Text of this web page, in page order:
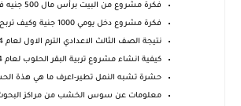
فكرة مشروع من البيت برأس مال 500 جنيه فقط ومربح جدا
فكرة مشروع دخل يومي 1000 جنية وكيف تربح 1000 جنيه ...
نتيجة الصف الثالث الاعدادي الترم الاول لعام 2024 ن...
كيفية انشاء مشروع تربية البقر الحلوب لعام 2024 وتح...
حشرة تشبه النمل تطير-اعرف ما هي هذة
معلومات عن سوس الخشب من مراكز البحوث